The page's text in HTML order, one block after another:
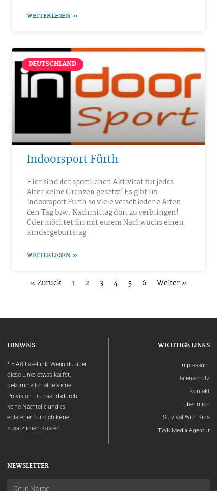
WEITERLESEN »
DEUTSCHLAND
Indoorsport Fürth
Hier sind der sportlichen Aktivität für jedes
Alter keine Grenzen gesetzt! Es gibt im
Indoorsport Fürth so viele verschiedene Arten
den Tag bzw. Nachmittag dort zu verbringen!
Oder möchtet ihr mit eurem Nachwuchs einen
Kindergeburtstag
WEITERLESEN »
« Zurück 1 2 3 4 5 6 Weiter »
HINWEIS
* = Affiliate-Link: Wenn du über
diese Links etwas kaufst,
bekomme ich eine kleine
Provision. Du hast dadurch
keine Nachteile und es
entstehen für dich keine
zusätzlichen Kosten.
WICHTIGE LINKS
Impressum
Datenschutz
Kontakt
Über mich
Survival With Kids
TWK Media Agentur
NEWSLETTER
Name